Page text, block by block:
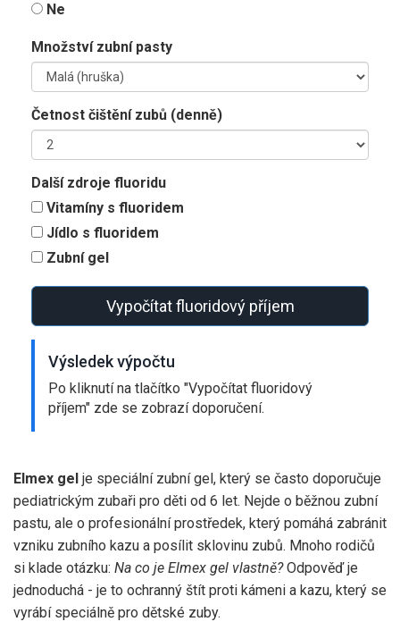
Ne
Množství zubní pasty
Četnost čištění zubů (denně)
Další zdroje fluoridu
Vitamíny s fluoridem
Jídlo s fluoridem
Zubní gel
Vypočítat fluoridový příjem
Výsledek výpočtu
Po kliknutí na tlačítko "Vypočítat fluoridový
příjem" zde se zobrazí doporučení.
Elmex gel je speciální zubní gel, který se často doporučuje
pediatrickým zubaři pro děti od 6 let. Nejde o běžnou zubní
pastu, ale o profesionální prostředek, který pomáhá zabránit
vzniku zubního kazu a posílit sklovinu zubů. Mnoho rodičů
si klade otázku: Na co je Elmex gel vlastně?Odpověď je
jednoduchá - je to ochranný štít proti kámeni a kazu, který se
vyrábí speciálně pro dětské zuby.